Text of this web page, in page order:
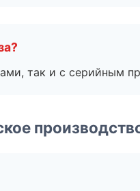
так и с серийным